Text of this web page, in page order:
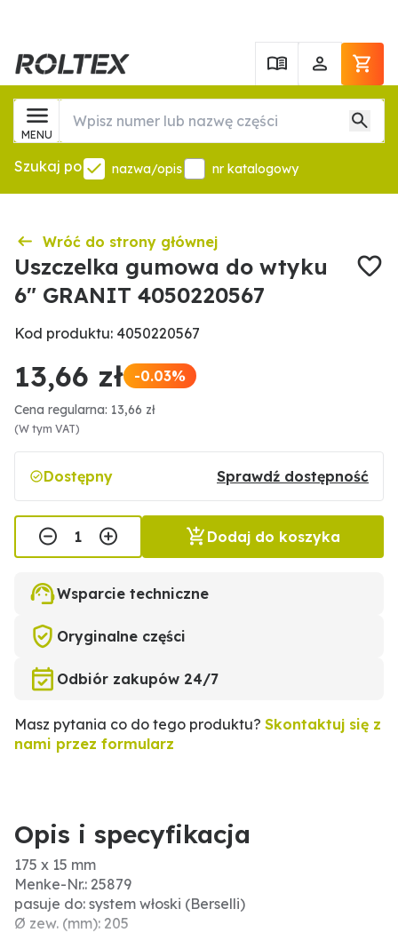
MENU
Szukaj po nazwa/opis nr katalogowy
Wróć do strony głównej
Uszczelka gumowa do wtyku
6" GRANIT 4050220567
Kod produktu: 4050220567
13,66 zł -0.03%
Cena regularna: 13,66 zł
(W tym VAT)
Dostępny Sprawdź dostępność
Dodaj do koszyka
Wsparcie techniczne
Oryginalne części
Odbiór zakupów 24/7
Masz pytania co do tego produktu? Skontaktuj się z
nami przez formularz
Opis i specyfikacja
175 x 15 mm
Menke-Nr.: 25879
pasuje do: system włoski (Berselli)
Ø zew. (mm): 205